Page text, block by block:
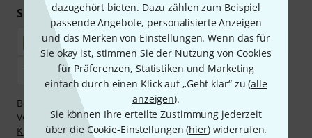
dazugehört bieten. Dazu zählen zum Beispiel
passende Angebote, personalisierte Anzeigen
und das Merken von Einstellungen. Wenn das für
Sie okay ist, stimmen Sie der Nutzung von Cookies
für Präferenzen, Statistiken und Marketing
einfach durch einen Klick auf „Geht klar“ zu (alle
anzeigen).
Sie können Ihre erteilte Zustimmung jederzeit
über die Cookie-Einstellungen (hier) widerrufen.
Sicher einkaufen & bezahlen
Bezahlen Sie vertraulich und sicher per Nachnahme,
Vorkasse, PayPal, Amazon Pay,Klarna Sofort bezahlen
Klarna Ratenzahlungoder Kreditkarte.